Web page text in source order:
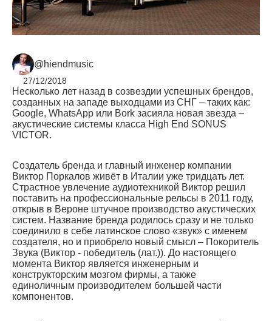
@hiendmusic
27/12/2018
Несколько лет назад в созвездии успешных брендов,
созданных на западе выходцами из СНГ – таких как:
Google, WhatsApp или Bork засияла новая звезда –
акустические системы класса High End SONUS
VICTOR.
Создатель бренда и главный инженер компании
Виктор Поркалов живёт в Италии уже тридцать лет.
Страстное увлечение аудиотехникой Виктор решил
поставить на професcиональные рельсы в 2011 году,
открыв в Вероне штучное производство акустических
систем. Название бренда родилось сразу и не только
соединило в себе латинское слово «звук» с именем
создателя, но и приобрело новый смысл – Покоритель
Звука (Виктор - победитель (лат.)). До настоящего
момента Виктор является инженерным и
конструкторским мозгом фирмы, а также
единоличным производителем большей части
компонентов.